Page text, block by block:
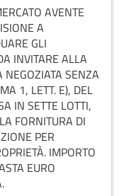
AVENTE
A
GLI
INVITARE ALLA
NEGOZIATA SENZA
1, LETT. E), DEL
IN SETTE LOTTI,
FORNITURA DI
PER
IMPORTO
EURO